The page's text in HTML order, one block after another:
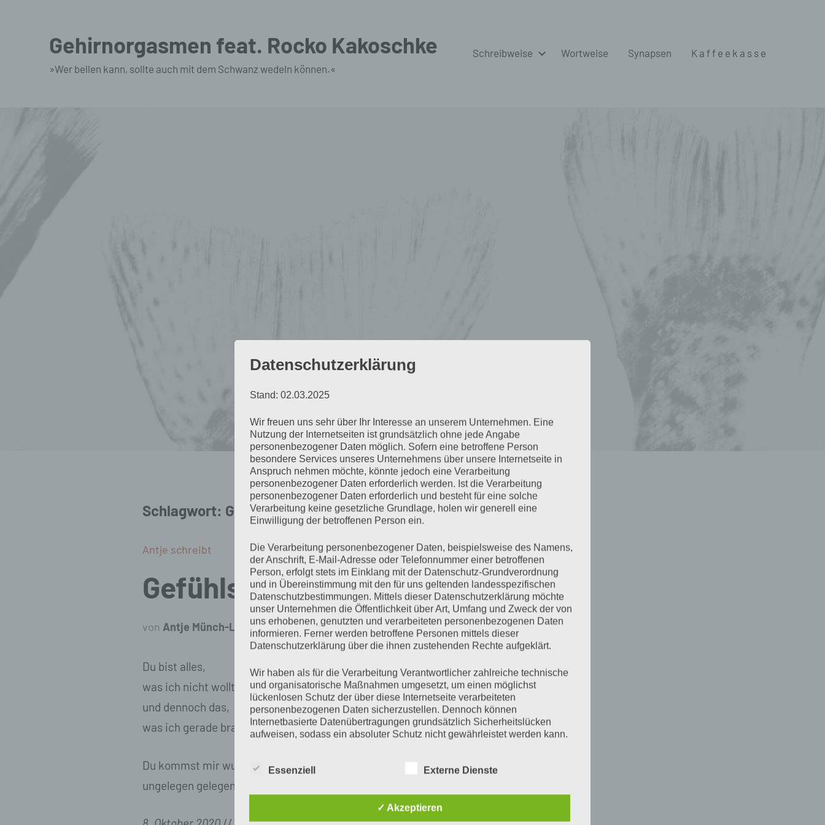
Gehirnorgasmen feat. Rocko Kakoschke
»Wer bellen kann, sollte auch mit dem Schwanz wedeln können.«
Schreibweise Wortweise Synapsen K a f f e e k a s s e
Schlagwort: Gelegenheit
Antje schreibt
Gefühlsamok #6: Gelegenheit
von Antje Münch-Lieblang Oktober 12, 2020 Keine Kommentare
Du bist alles,
was ich nicht wollte,
und dennoch das,
was ich gerade brauche.
Du kommst mir wunderbar
ungelegen gelegen.
Datenschutzerklärung
Stand: 02.03.2025
Wir freuen uns sehr über Ihr Interesse an unserem Unternehmen. Eine
Nutzung der Internetseiten ist grundsätzlich ohne jede Angabe
personenbezogener Daten möglich. Sofern eine betroffene Person
besondere Services unseres Unternehmens über unsere Internetseite in
Anspruch nehmen möchte, könnte jedoch eine Verarbeitung
personenbezogener Daten erforderlich werden. Ist die Verarbeitung
personenbezogener Daten erforderlich und besteht für eine solche
Verarbeitung keine gesetzliche Grundlage, holen wir generell eine
Einwilligung der betroffenen Person ein.
Die Verarbeitung personenbezogener Daten, beispielsweise des Namens,
der Anschrift, E-Mail-Adresse oder Telefonnummer einer betroffenen
Person, erfolgt stets im Einklang mit der Datenschutz-Grundverordnung
und in Übereinstimmung mit den für uns geltenden landesspezifischen
Datenschutzbestimmungen. Mittels dieser Datenschutzerklärung möchte
unser Unternehmen die Öffentlichkeit über Art, Umfang und Zweck der von
uns erhobenen, genutzten und verarbeiteten personenbezogenen Daten
informieren. Ferner werden betroffene Personen mittels dieser
Datenschutzerklärung über die ihnen zustehenden Rechte aufgeklärt.
Wir haben als für die Verarbeitung Verantwortlicher zahlreiche technische
und organisatorische Maßnahmen umgesetzt, um einen möglichst
lückenlosen Schutz der über diese Internetseite verarbeiteten
personenbezogenen Daten sicherzustellen. Dennoch können
Internetbasierte Datenübertragungen grundsätzlich Sicherheitslücken
aufweisen, sodass ein absoluter Schutz nicht gewährleistet werden kann.
telefonisch, an uns zu übermitteln.
Begriffsbestimmungen
Essenziell Externe Dienste
✓ Akzeptieren